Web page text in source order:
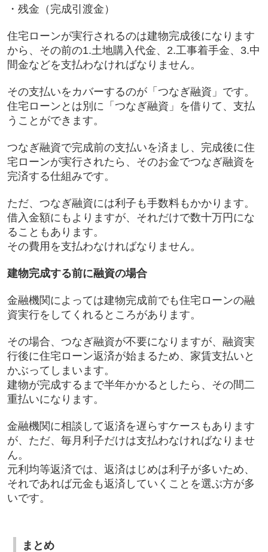
・残金（完成引渡金）
住宅ローンが実行されるのは建物完成後になります
から、その前の1.土地購入代金、2.工事着手金、3.中
間金などを支払わなければなりません。
その支払いをカバーするのが「つなぎ融資」です。
住宅ローンとは別に「つなぎ融資」を借りて、支払
うことができます。
つなぎ融資で完成前の支払いを済まし、完成後に住
宅ローンが実行されたら、そのお金でつなぎ融資を
完済する仕組みです。
ただ、つなぎ融資には利子も手数料もかかります。
借入金額にもよりますが、それだけで数十万円にな
ることもあります。
その費用を支払わなければなりません。
建物完成する前に融資の場合
金融機関によっては建物完成前でも住宅ローンの融
資実行をしてくれるところがあります。
その場合、つなぎ融資が不要になりますが、融資実
行後に住宅ローン返済が始まるため、家賃支払いと
かぶってしまいます。
建物が完成するまで半年かかるとしたら、その間二
重払いになります。
金融機関に相談して返済を遅らすケースもあります
が、ただ、毎月利子だけは支払わなければなりませ
ん。
元利均等返済では、返済はじめは利子が多いため、
それであれば元金も返済していくことを選ぶ方が多
いです。
まとめ